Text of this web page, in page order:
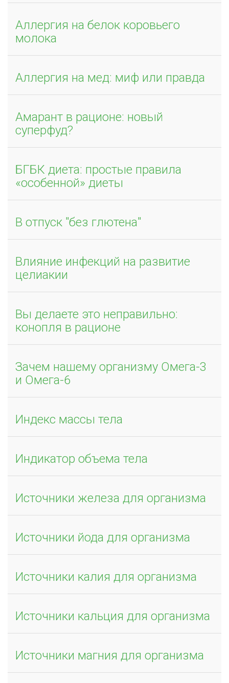
Аллергия на белок коровьего
молока
Аллергия на мед: миф или правда
Амарант в рационе: новый
суперфуд?
БГБК диета: простые правила
«особенной» диеты
В отпуск "без глютена"
Влияние инфекций на развитие
целиакии
Вы делаете это неправильно:
конопля в рационе
Зачем нашему организму Омега-3
и Омега-6
Индекс массы тела
Индикатор объема тела
Источники железа для организма
Источники йода для организма
Источники калия для организма
Источники кальция для организма
Источники магния для организма